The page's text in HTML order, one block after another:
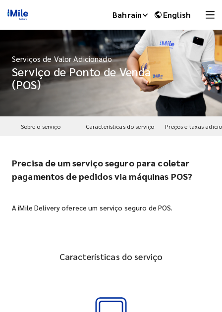
Bahrain English
Serviços de Valor Adicionado
Serviço de Ponto de Venda
(POS)
Sobre o serviço Características do serviço Preços e taxas
Precisa de um serviço seguro para coletar
pagamentos de pedidos via máquinas POS?
A iMile Delivery oferece um serviço seguro de POS.
Características do serviço
iMile Chat